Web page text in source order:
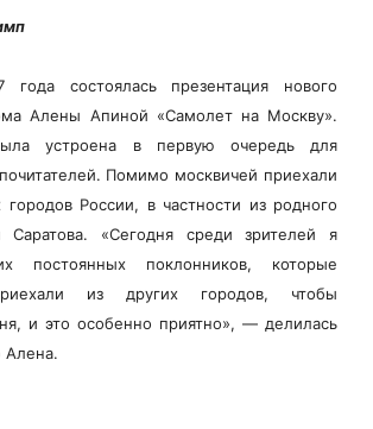
состоялась презентация нового
Алены Апиной «Самолет на Москву».
устроена в первую очередь для
Помимо москвичей приехали
России, в частности из родного
Саратова. «Сегодня среди зрителей я
постоянных поклонников, которые
из других городов, чтобы
и это особенно приятно», — делилась
Алена.